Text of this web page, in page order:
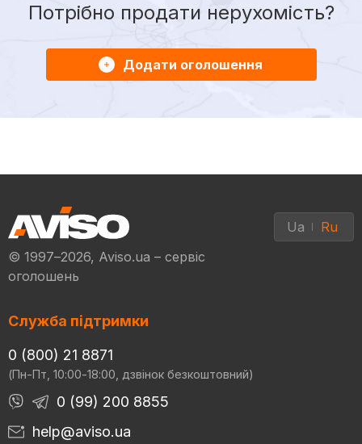
Потрібно продати нерухомість?
Додати оголошення
© 1997–2026, Aviso.ua – сервіс
оголошень
Ua Ru
Служба підтримки
0 (800) 21 8871
(Пн-Пт, 10:00-18:00, дзвінок безкоштовний)
0 (99) 200 8855
help@aviso.ua